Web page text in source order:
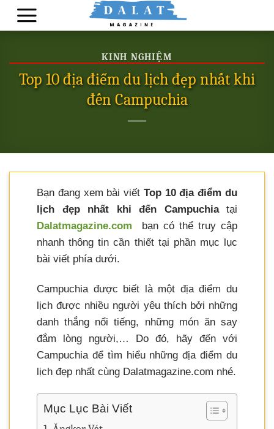
Skip
KINH NGHIỆM
Top 10 địa điểm du lịch đẹp nhất khi
đến Campuchia
Bạn đang xem bài viết Top 10 địa điểm du
lịch đẹp nhất khi đến Campuchiatại
Dalatmagazine.com
bạn có thể truy cập
nhanh thông tin cần thiết tại phần mục lục
bài viết phía dưới.
Campuchia được biết là một địa điểm du
lịch được nhiều người yêu thích bởi những
danh thắng nổi tiếng, những món ăn say
đắm lòng người,… Do đó, hãy đến với
Campuchia để tìm hiểu những địa điểm du
lịch đẹp nhất cùng Dalatmagazine.com nhé.
Mục Lục Bài Viết